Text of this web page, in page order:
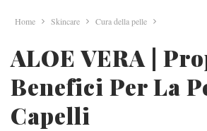
Home Skincare Cura della pelle
ALOE VERA |
Benefici Per La
Capelli